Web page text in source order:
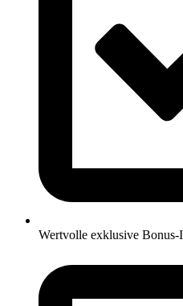
Wertvolle exklusive Bonus-